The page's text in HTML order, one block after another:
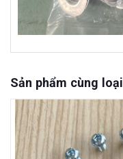
Sản phẩm cùng loại